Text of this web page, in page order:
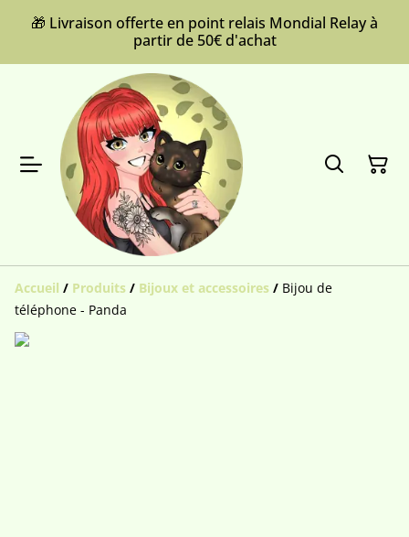
🎁 Livraison offerte en point relais Mondial Relay à
partir de 50€ d'achat
Accueil / Produits / Bijoux et accessoires / Bijou de
téléphone - Panda